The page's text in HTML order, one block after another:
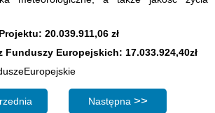
20.039.911,06 zł
Funduszy Europejskich: 17.033.924,40zł
strona: Mechanizm umożliwiający
Następna strona:
Następna